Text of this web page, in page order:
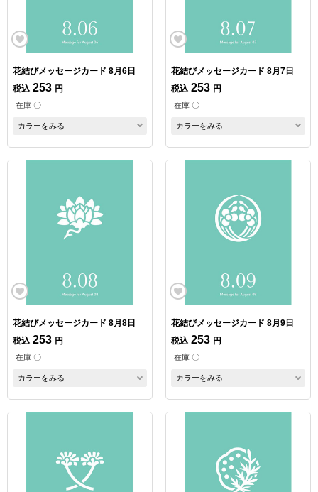
花結びメッセージカード 8月6日
税込 253 円
在庫 〇
カラーをみる
花結びメッセージカード 8月7日
税込 253 円
在庫 〇
カラーをみる
花結びメッセージカード 8月8日
税込 253 円
在庫 〇
カラーをみる
花結びメッセージカード 8月9日
税込 253 円
在庫 〇
カラーをみる